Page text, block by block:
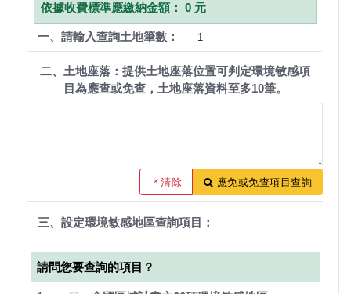
依據收費標準應繳納金額： 0 元
一、請輸入查詢土地筆數：
二、土地座落：提供土地座落位置可判定環境敏感項
目為應查或免查，土地座落資料至多10筆。
清除 應免或免查項目查詢
三、設定環境敏感地區查詢項目：
請問您要查詢的項目？